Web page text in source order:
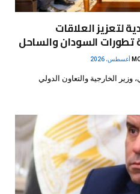
لتعزيز العلاقات
تطورات السودان والساحل
وزير الخارجية والتعاون الدولي